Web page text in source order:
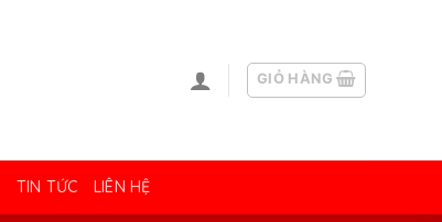
GIỎ HÀNG
TIN TỨC LIÊN HỆ